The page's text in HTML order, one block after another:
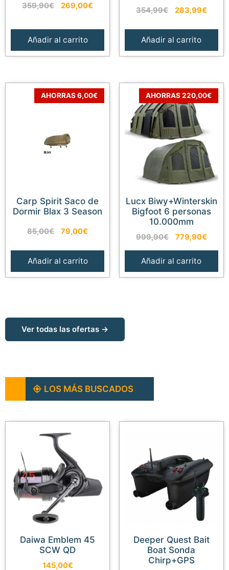
359,90€
El
era:
269,00€
Añadir al carrito
354,99€
El
original
era:
354,99€.
283,99€El
actual
Añadir al carrito
AHORRAS 6,00€
Carp Spirit Saco de
Dormir Blax 3 Season
85,00€
El
original
era:
85,00€.
79,00€
actual
es:
79,00€.
Añadir al carrito
AHORRAS 220,00€
Lucx Biwy+Winterskin
Bigfoot 6 personas
10.000mm
999,90€
El
original
999,90€.
779,90€El
Añadir al carrito
Ver todas las ofertas →
LOS MÁS BUSCADOS
Daiwa Emblem 45
SCW QD
145,00€
Deeper Quest Bait
Boat Sonda
Chirp+GPS